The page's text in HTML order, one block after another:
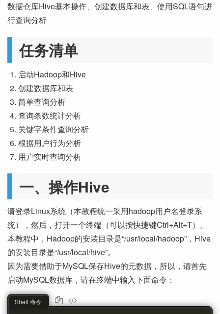
数据仓库Hive基本操作、创建数据库和表、使用SQL语句进
行查询分析
任务清单
启动Hadoop和Hive
创建数据库和表
简单查询分析
查询条数统计分析
关键字条件查询分析
根据用户行为分析
用户实时查询分析
一、操作Hive
请登录Linux系统（本教程统一采用hadoop用户名登录系
统），然后，打开一个终端（可以按快捷键Ctrl+Alt+T）。
本教程中，Hadoop的安装目录是“/usr/local/hadoop”，Hive
的安装目录是“/usr/local/hive”。
因为需要借助于MySQL保存Hive的元数据，所以，请首先
启动MySQL数据库，请在终端中输入下面命令：
Shell 命令